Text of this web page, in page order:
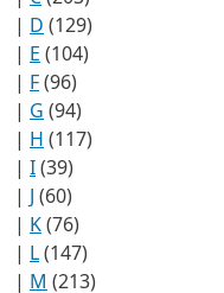
| D (129)
| E (104)
| F(96)
| G (94)
| H (117)
| I(39)
| J (60)
| K(76)
| L(147)
| M (213)